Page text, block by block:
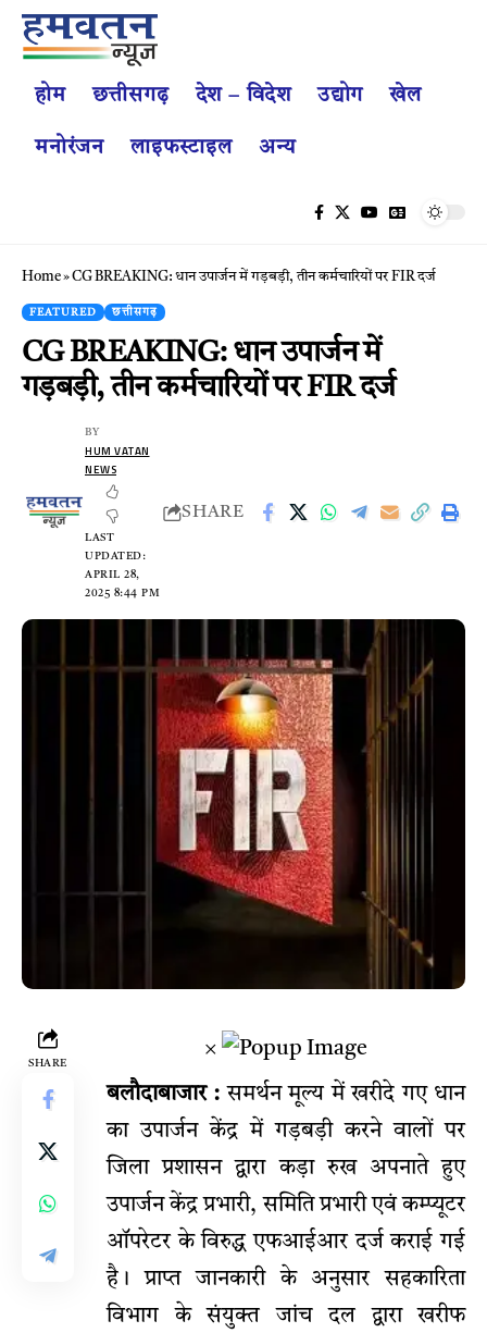
होम छत्तीसगढ़ देश – विदेश उद्योग खेल
मनोरंजन लाइफस्टाइल अन्य
Home»CG BREAKING: धान उपार्जन में गड़बड़ी, तीन कर्मचारियों पर FIR दर्ज
FEATURED छत्तीसगढ़
CG BREAKING: धान उपार्जन में
गड़बड़ी, तीन कर्मचारियों पर FIR दर्ज
LAST
UPDATED:
APRIL 28,
2025 8:44 PM
BY
HUM VATAN
NEWS
SHARE
SHARE
×
बलौदाबाजार : समर्थन मूल्य में खरीदे गए धान
का उपार्जन केंद्र में गड़बड़ी करने वालों पर
जिला प्रशासन द्वारा कड़ा रुख अपनाते हुए
उपार्जन केंद्र प्रभारी, समिति प्रभारी एवं कम्प्यूटर
ऑपरेटर के विरुद्ध एफआईआर दर्ज कराई गई
है। प्राप्त जानकारी के अनुसार सहकारिता
विभाग के संयुक्त जांच दल द्वारा खरीफ